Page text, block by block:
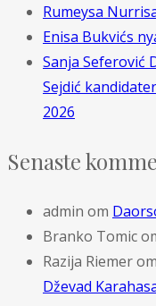
Rumeysa
Enisa Bukvićs
Sanja Seferović
Sejdić
2026
Senaste
admin om
Branko Tomic
Razija Riemerom
Dževad